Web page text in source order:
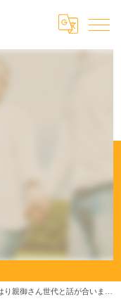
り親御さん世代と話が合いました(^^♪